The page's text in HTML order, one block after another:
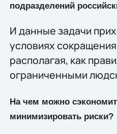
подразделений
И данные задачи
условиях
располагая, как
ограниченными
На чем можно
минимизировать риски?